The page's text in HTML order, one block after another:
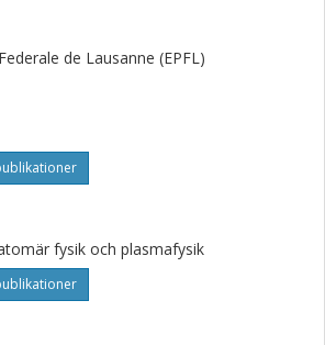
de Lausanne (EPFL)
fysik och plasmafysik